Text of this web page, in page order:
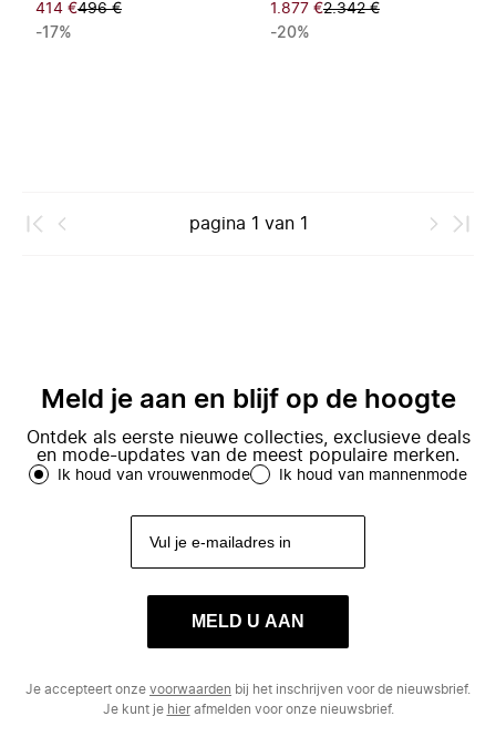
414 €496 €
-17%
1.877 €2.342 €
-20%
pagina 1 van 1
Meld je aan en blijf op de hoogte
Ontdek als eerste nieuwe collecties, exclusieve deals
en mode-updates van de meest populaire merken.
Ik houd van vrouwenmode Ik houd van mannenmode
MELD U AAN
Je accepteert onze voorwaarden bij het inschrijven voor de nieuwsbrief.
Je kunt je hierafmelden voor onze nieuwsbrief.